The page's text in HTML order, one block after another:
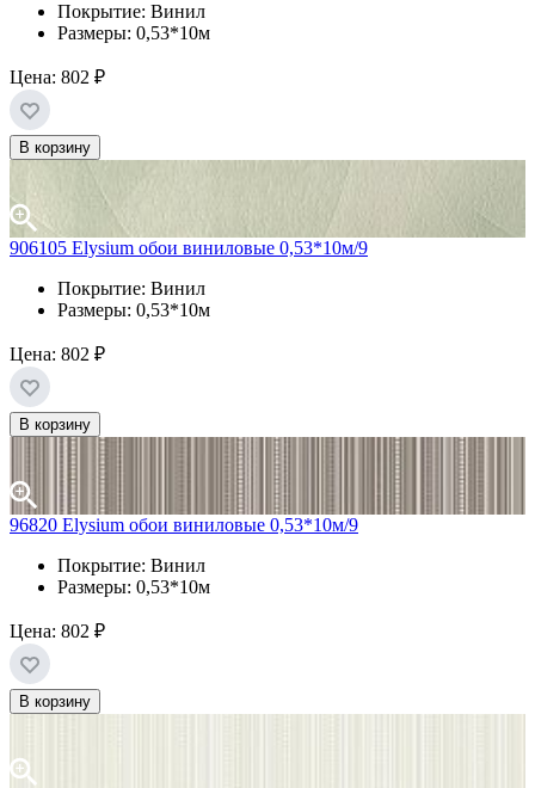
Покрытие: Винил
Размеры: 0,53*10м
Цена: 802 ₽
В корзину
906105 Elysium обои виниловые 0,53*10м/9
Покрытие: Винил
Размеры: 0,53*10м
Цена: 802 ₽
В корзину
96820 Elysium обои виниловые 0,53*10м/9
Покрытие: Винил
Размеры: 0,53*10м
Цена: 802 ₽
В корзину